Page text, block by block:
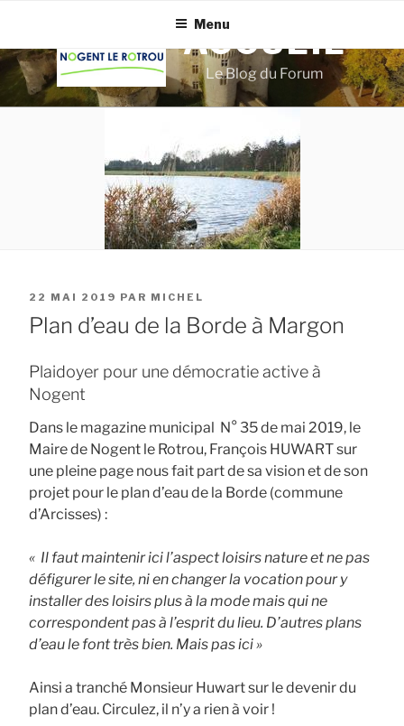
contenu
principal
ACCUEIL
Le Blog du Forum
Menu
PUBLIÉ
LE
22 MAI 2019 PAR MICHEL
Plan d’eau de la Borde à Margon
Plaidoyer pour une démocratie active à
Nogent
Dans le magazine municipal N° 35 de mai 2019, le
Maire de Nogent le Rotrou, François HUWART sur
une pleine page nous fait part de sa vision et de son
projet pour le plan d’eau de la Borde (commune
d’Arcisses) :
« Il faut maintenir ici l’aspect loisirs nature et ne pas
défigurer le site, ni en changer la vocation pour y
installer des loisirs plus à la mode mais qui ne
correspondent pas à l’esprit du lieu. D’autres plans
d’eau le font très bien. Mais pas ici »
Ainsi a tranché Monsieur Huwart sur le devenir du
plan d’eau. Circulez, il n’y a rien à voir !